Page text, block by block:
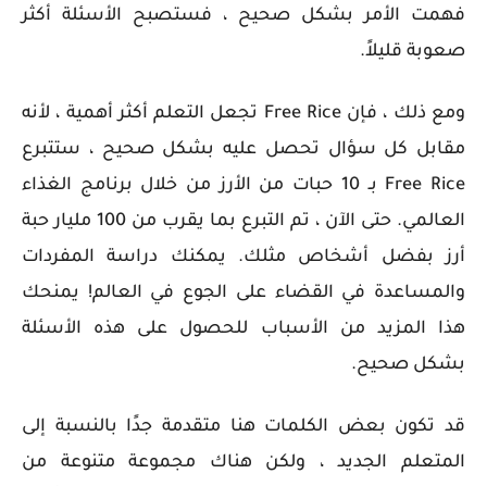
فهمت الأمر بشكل صحيح ، فستصبح الأسئلة أكثر
صعوبة قليلاً.
ومع ذلك ، فإن Free Rice تجعل التعلم أكثر أهمية ، لأنه
مقابل كل سؤال تحصل عليه بشكل صحيح ، ستتبرع
Free Rice بـ 10 حبات من الأرز من خلال برنامج الغذاء
العالمي. حتى الآن ، تم التبرع بما يقرب من 100 مليار حبة
أرز بفضل أشخاص مثلك. يمكنك دراسة المفردات
والمساعدة في القضاء على الجوع في العالم! يمنحك
هذا المزيد من الأسباب للحصول على هذه الأسئلة
بشكل صحيح.
قد تكون بعض الكلمات هنا متقدمة جدًا بالنسبة إلى
المتعلم الجديد ، ولكن هناك مجموعة متنوعة من